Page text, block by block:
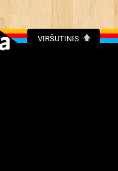
VIRŠUTINIS